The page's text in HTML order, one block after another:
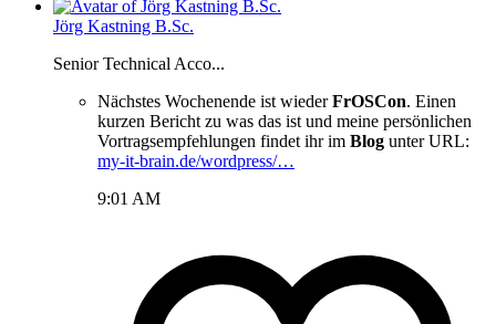
Jörg Kastning B.Sc.
Senior Technical Acco...
Nächstes Wochenende ist wiederFrOSCon. Einen
kurzen Bericht zu was das ist und meine persönlichen
Vortragsempfehlungen findet ihr im Blog unter URL:
my-it-brain.de/wordpress/…
9:01 AM